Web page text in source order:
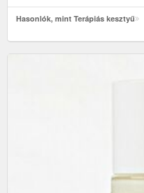
Hasonlók, mint Terápiás kesztyű